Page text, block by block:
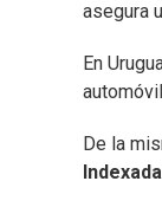
asegura
En
De la